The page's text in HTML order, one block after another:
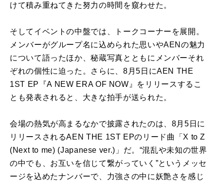
けて積み重ねてきた努力の時間を窺わせた。
そしてイベントの中盤では、トークコーナーを展開。
メンバーがグループ名に込められた思いやAENの魅力
について語ったほか、秘蔵写真とともにメンバーそれ
ぞれの個性に迫った。さらに、8月5日にAEN THE
1ST EP『A NEW ERA OF NOW』をリリースするこ
とも発表されると、大きな拍手が送られた。
会場の熱気が高まるなかで披露されたのは、8月5日に
リリースされるAEN THE 1ST EPのリード曲「X to Z
(Next to me) (Japanese ver.)」だ。“混乱や未知の世界
の中でも、お互いを信じて繋がっていく”というメッセ
ージを込めたナンバーで、力強さの中に妖艶さを感じ